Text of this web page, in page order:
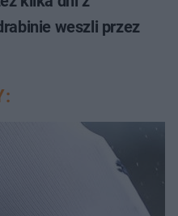
weszli przez